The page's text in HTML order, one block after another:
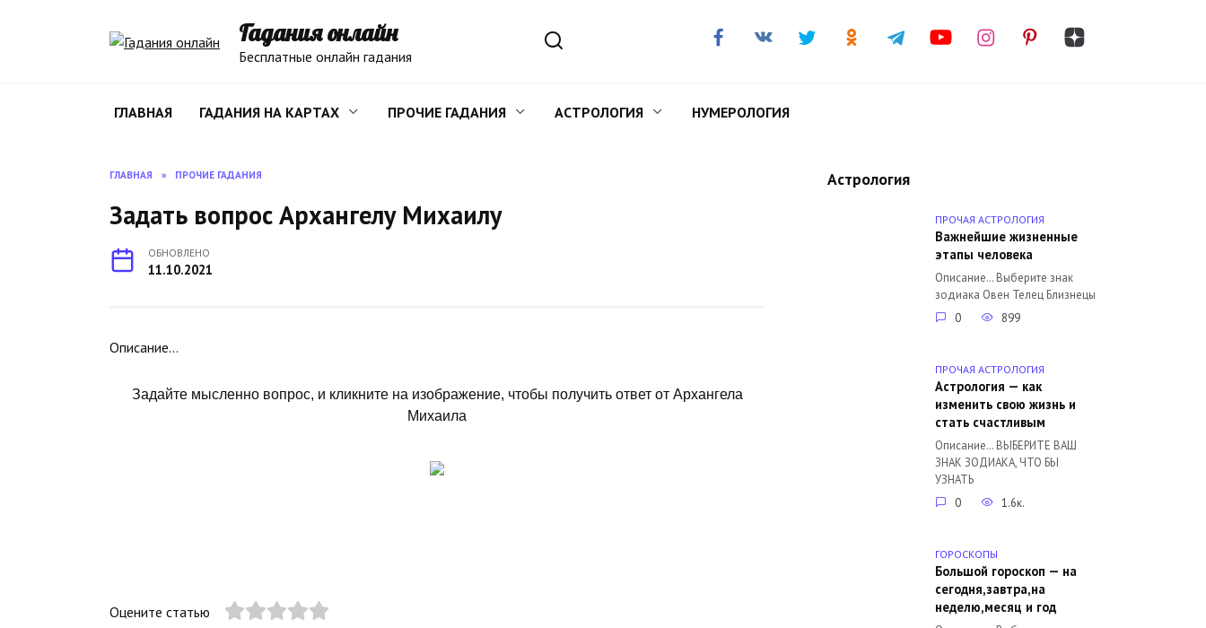
Гадания онлайн
Бесплатные онлайн гадания
ГЛАВНАЯ ГАДАНИЯ НА КАРТАХ ПРОЧИЕ ГАДАНИЯ АСТРОЛОГИЯ НУМЕРОЛОГИЯ
ГЛАВНАЯ » ПРОЧИЕ ГАДАНИЯ
Задать вопрос Архангелу Михаилу
ОБНОВЛЕНО
11.10.2021
Описание…
Задайте мысленно вопрос, и кликните на изображение, чтобы получить ответ от Архангела
Михаила
Оцените статью
Астрология
ПРОЧАЯ АСТРОЛОГИЯ
Важнейшие жизненные
этапы человека
Описание… Выберите знак
зодиака Овен Телец Близнецы
0
899
ПРОЧАЯ АСТРОЛОГИЯ
Астрология — как
изменить свою жизнь и
стать счастливым
Описание… ВЫБЕРИТЕ ВАШ
ЗНАК ЗОДИАКА, ЧТО БЫ
УЗНАТЬ
0
1.6к.
ГОРОСКОПЫ
Большой гороскоп — на
сегодня,завтра,на
неделю,месяц и год